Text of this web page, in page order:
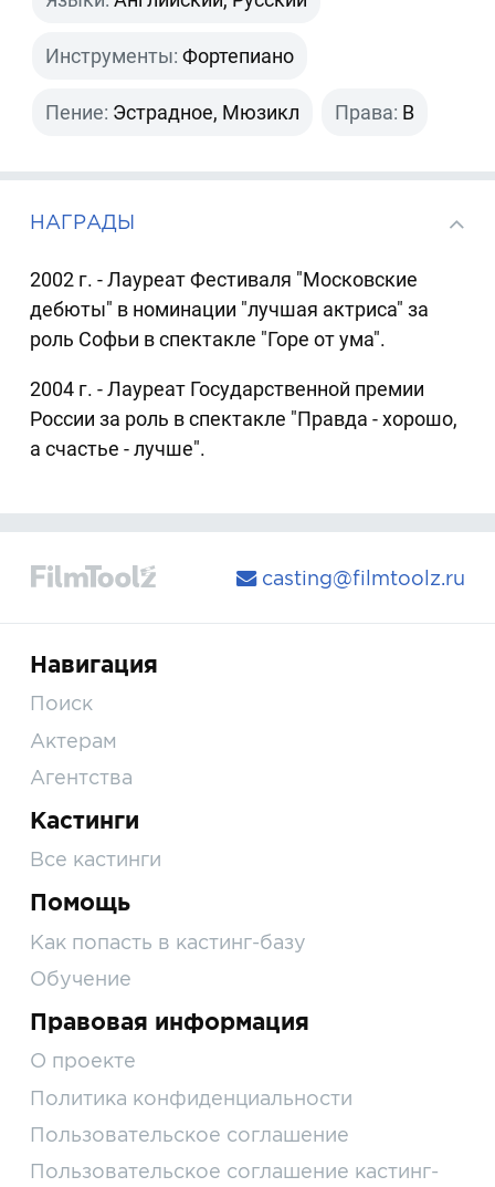
Инструменты: Фортепиано
Пение: Эстрадное, Мюзикл Права: B
НАГРАДЫ
2002 г. - Лауреат Фестиваля "Московские
дебюты" в номинации "лучшая актриса" за
роль Софьи в спектакле "Горе от ума".
2004 г. - Лауреат Государственной премии
России за роль в спектакле "Правда - хорошо,
а счастье - лучше".
casting@filmtoolz.ru
Навигация
Поиск
Актерам
Агентства
Кастинги
Все кастинги
Помощь
Как попасть в кастинг-базу
Обучение
Правовая информация
О проекте
Политика конфиденциальности
Пользовательское соглашение
Пользовательское соглашение кастинг-